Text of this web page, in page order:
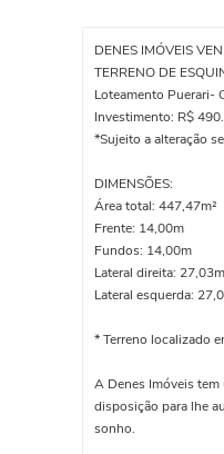
DENES IMÓVEIS
TERRENO DE
Loteamento Puerari-
Investimento: R$
*Sujeito a alteração
DIMENSÕES:
Área total: 447,47m²
Frente: 14,00m
Fundos: 14,00m
Lateral direita: 27,03m
Lateral esquerda:
* Terreno localizado
A Denes Imóveis tem
disposição para lhe
sonho.